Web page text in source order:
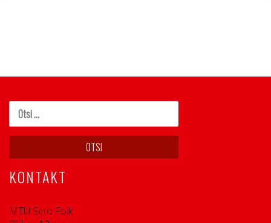
KONTAKT
MTÜ Seto Folk